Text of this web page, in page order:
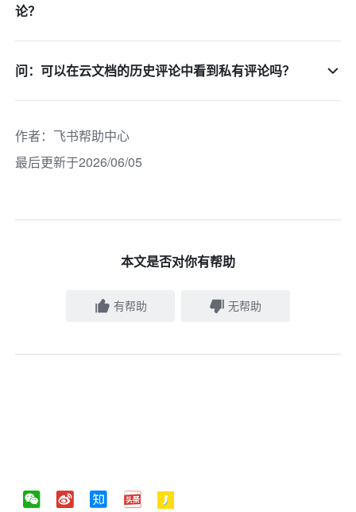
论？
问：可以在云文档的历史评论中看到私有评论吗？
作者： 飞书帮助中心
最后更新于2026/06/05
本文是否对你有帮助
有帮助 无帮助